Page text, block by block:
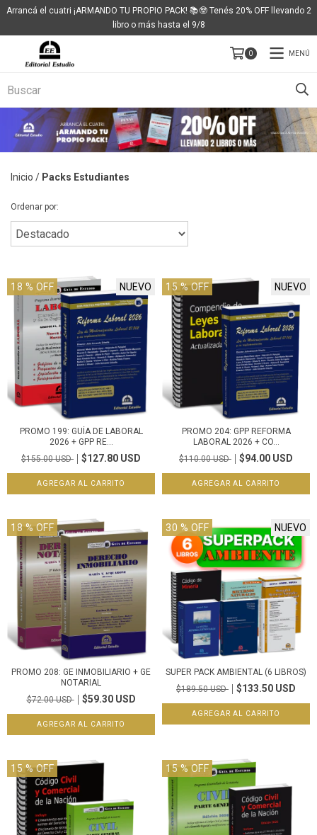
Arrancá el cuatri ¡ARMANDO TU PROPIO PACK! 📚🤓 Tenés 20% OFF llevando 2
libro o más hasta el 9/8
0 MENÚ
Inicio / Packs Estudiantes
Ordenar por:
18 % OFF NUEVO
PROMO 199: GUÍA DE LABORAL
2026 + GPP RE...
$155.00 USD
$127.80 USD
15 % OFF NUEVO
PROMO 204: GPP REFORMA
LABORAL 2026 + CO...
$110.00 USD
$94.00 USD
18 % OFF
PROMO 208: GE INMOBILIARIO + GE
NOTARIAL
$72.00 USD
$59.30 USD
30 % OFF NUEVO
SUPER PACK AMBIENTAL (6 LIBROS)
$189.50 USD
$133.50 USD
15 % OFF 15 % OFF